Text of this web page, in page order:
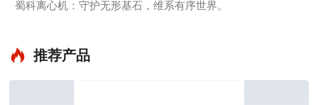
蜀科离心机：守护无形基石，维系有序世界。
推荐产品